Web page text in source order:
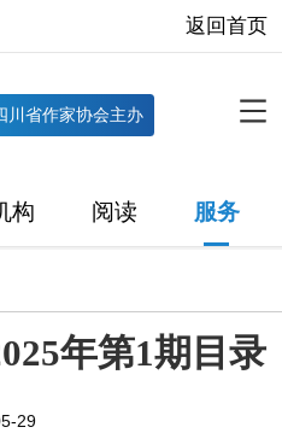
返回首页
川省作家协会主办
构 阅读 服务
主管社团 专门委员会
年第1期目录
29